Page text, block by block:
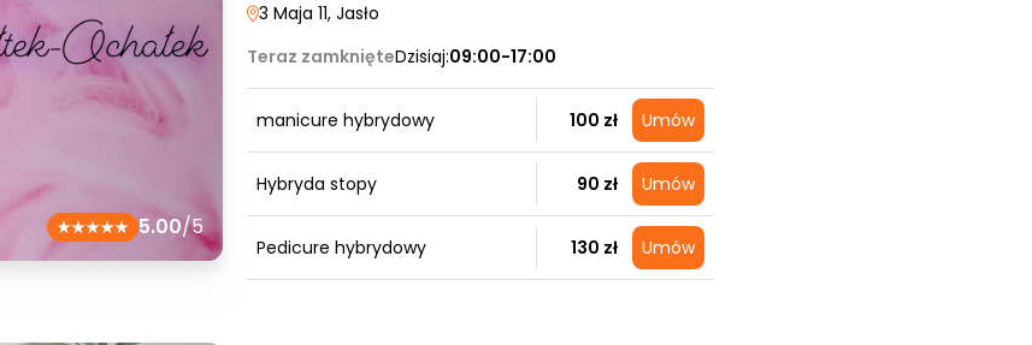
5.00/5
3 Maja 11, Jasło
Teraz zamknięteDzisiaj:09:00-17:00
manicure hybrydowy 100 zł Umów
Hybryda stopy 90 zł Umów
Pedicure hybrydowy 130 zł Umów